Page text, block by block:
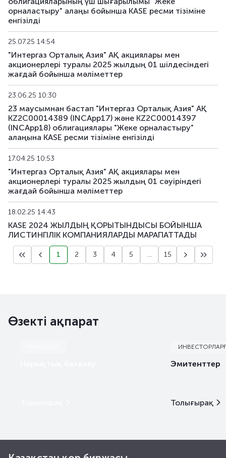
орналастыру" алаңы бойынша KASE ресми тізіміне
енгізілді
25.07.25 14:54
"Интергаз Орталық Азия" АҚ акциялары мен
акционерлері туралы 2025 жылдың 01 шілдесіндегі
жағдай бойынша мәліметтер
23.06.25 10:30
23 маусымнан бастап "Интергаз Орталық Азия" АҚ
KZ2C00014389 (INCApp17) және KZ2C00014397
(INCApp18) облигациялары "Жеке орналастыру"
алаңына KASE ресми тізіміне енгізілді
17.04.25 10:53
"Интергаз Орталық Азия" АҚ акциялары мен
акционерлері туралы 2025 жылдың 01 сәуіріндегі
жағдай бойынша мәліметтер
18.02.25 14:43
KASE 2024 ЖЫЛДЫҢ ҚОРЫТЫНДЫСЫ БОЙЫНША
ЛИСТИНГІЛІК КОМПАНИЯЛАРДЫ МАРАПАТТАДЫ
1 2 3 4 5 ... 15
Өзекті ақпарат
Эмитенттер
Толығырақ